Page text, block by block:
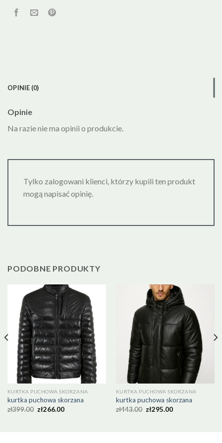
OPINIE (0)
Opinie
Na razie nie ma opinii o produkcie.
Tylko zalogowani klienci, którzy kupili ten produkt
mogą napisać opinię.
PODOBNE PRODUKTY
KURTKA PUCHOWA SKORZANA
kurtka puchowa skorzana
zł399.00 zł266.00
KURTKA PUCHOWA SKORZANA
kurtka puchowa skorzana
zł443.00 zł295.00